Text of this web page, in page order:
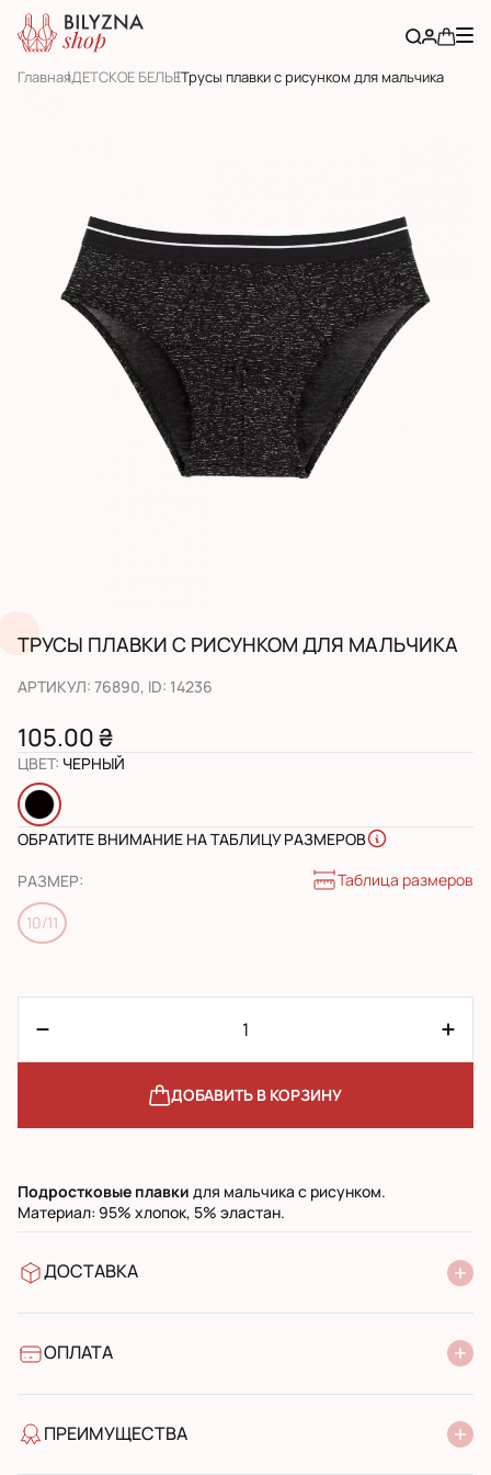
ГлавнаяДЕТСКОЕ БЕЛЬЕТрусы плавки с рисунком для мальчика
ТРУСЫ ПЛАВКИ С РИСУНКОМ ДЛЯ МАЛЬЧИКА
АРТИКУЛ: 76890, ID: 14236
105.00 ₴
ЦВЕТ: ЧЕРНЫЙ
ОБРАТИТЕ ВНИМАНИЕ НА ТАБЛИЦУ РАЗМЕРОВ
РАЗМЕР: Таблица размеров
10/11
ДОБАВИТЬ В КОРЗИНУ
Подростковые плавки для мальчика с рисунком.
Материал: 95% хлопок, 5% эластан.
ДОСТАВКА
УкрПочта стандарт
ОПЛАТА
Банковский перевод
ПРЕИМУЩЕСТВА